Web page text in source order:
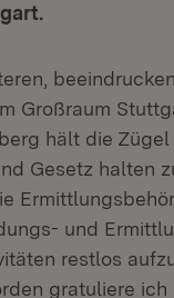
Großraum
hält die
Gesetz halten
in neuem Fenster)
und
restlos
gratuliere